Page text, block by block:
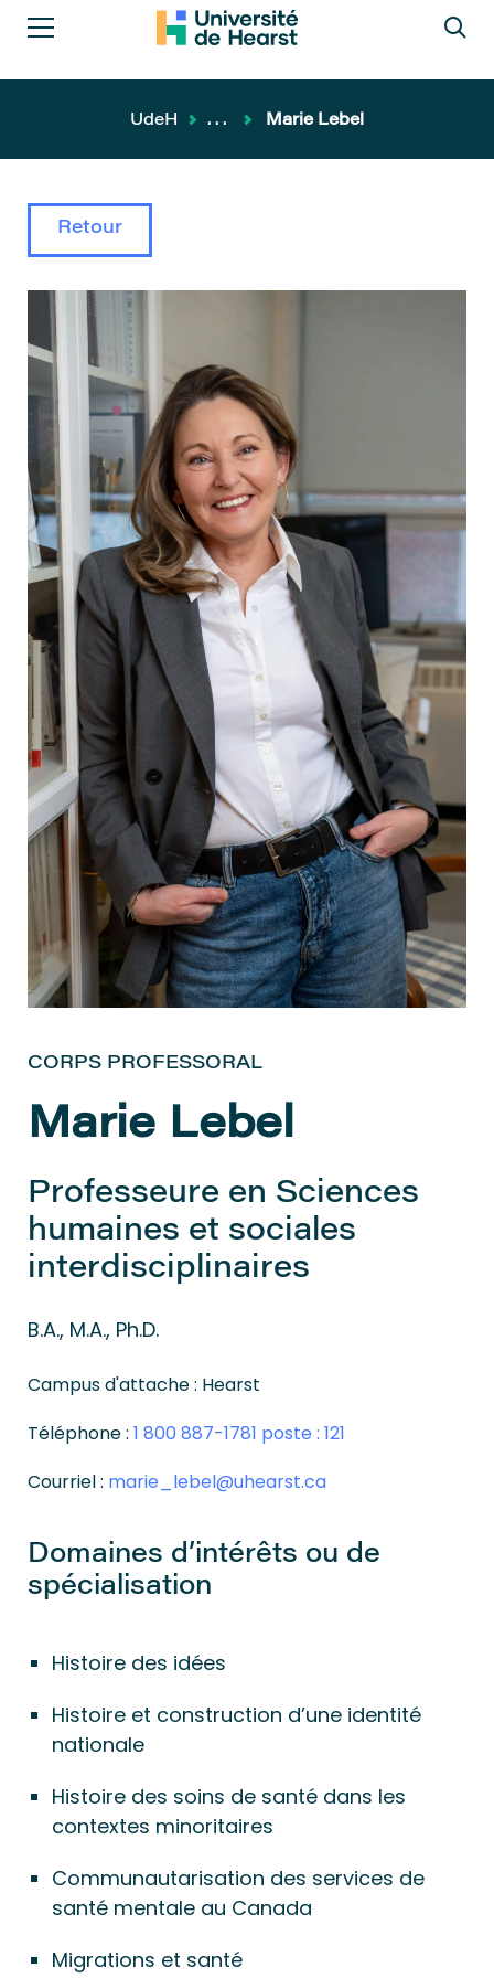
UdeH ... Marie Lebel
CORPS PROFESSORAL
Marie Lebel
Professeure en Sciences
humaines et sociales
interdisciplinaires
B.A., M.A., Ph.D.
Campus d'attache : Hearst
Téléphone : 1 800 887-1781 poste : 121
Courriel : marie_lebel@uhearst.ca
Domaines d’intérêts ou de
spécialisation
Histoire des idées
Histoire et construction d’une identité
nationale
Histoire des soins de santé dans les
contextes minoritaires
Communautarisation des services de
santé mentale au Canada
Migrations et santé
Retour